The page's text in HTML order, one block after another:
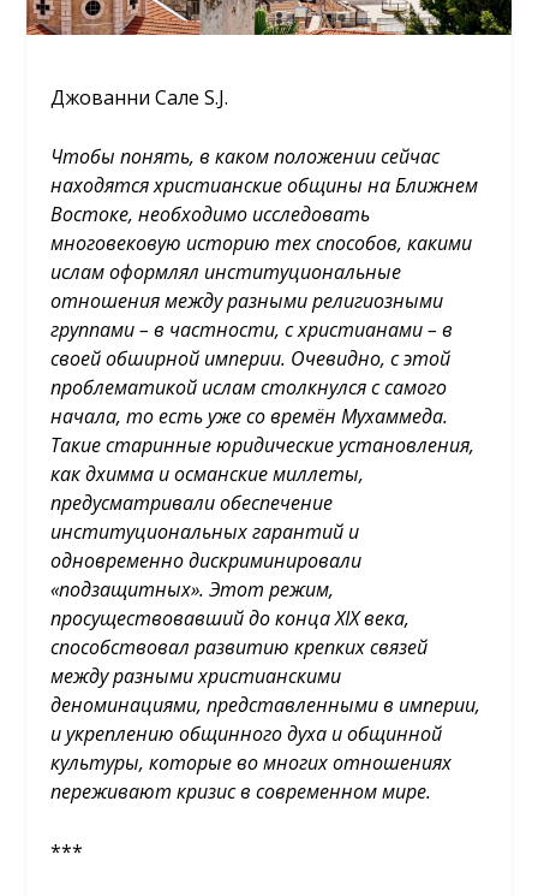
Джованни Сале S.J.
Чтобы понять, в каком положении сейчас
находятся христианские общины на Ближнем
Востоке, необходимо исследовать
многовековую историю тех способов, какими
ислам оформлял институциональные
отношения между разными религиозными
группами – в частности, с христианами – в
своей обширной империи. Очевидно, с этой
проблематикой ислам столкнулся с самого
начала, то есть уже со времён Мухаммеда.
Такие старинные юридические установления,
как дхимма и османские миллеты,
предусматривали обеспечение
институциональных гарантий и
одновременно дискриминировали
«подзащитных». Этот режим,
просуществовавший до концаXIXвека,
способствовал развитию крепких связей
между разными христианскими
деноминациями, представленными в империи,
и укреплению общинного духа и общинной
культуры, которые во многих отношениях
переживают кризис в современном мире.
***